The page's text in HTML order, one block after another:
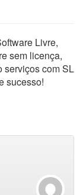
Livre,
sem licença,
serviços com SL
sucesso!